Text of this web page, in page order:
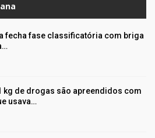
fecha fase classificatória com briga
kg de drogas são apreendidos com
usava…